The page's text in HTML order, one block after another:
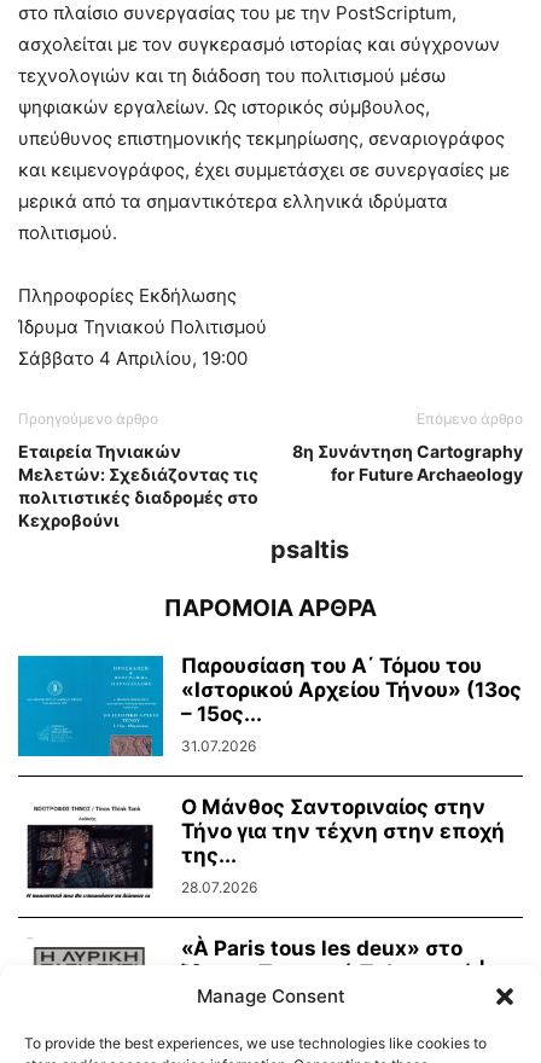
στο πλαίσιο συνεργασίας του με την PostScriptum,
ασχολείται με τον συγκερασμό ιστορίας και σύγχρονων
τεχνολογιών και τη διάδοση του πολιτισμού μέσω
ψηφιακών εργαλείων. Ως ιστορικός σύμβουλος,
υπεύθυνος επιστημονικής τεκμηρίωσης, σεναριογράφος
και κειμενογράφος, έχει συμμετάσχει σε συνεργασίες με
μερικά από τα σημαντικότερα ελληνικά ιδρύματα
πολιτισμού.
Πληροφορίες Εκδήλωσης
Ίδρυμα Τηνιακού Πολιτισμού
Σάββατο 4 Απριλίου, 19:00
Προηγούμενο άρθρο
Εταιρεία Τηνιακών
Μελετών: Σχεδιάζοντας τις
πολιτιστικές διαδρομές στο
Κεχροβούνι
Επόμενο άρθρο
8η Συνάντηση Cartography
for Future Archaeology
psaltis
ΠΑΡΟΜΟΙΑ ΑΡΘΡΑ
Παρουσίαση του Α΄ Τόμου του
«Ιστορικού Αρχείου Τήνου» (13ος
– 15ος...
31.07.2026
Ο Μάνθος Σαντοριναίος στην
Τήνο για την τέχνη στην εποχή
της...
28.07.2026
«À Paris tous les deux» στο
Ίδρυμα Τηνιακού Πολιτισμού |
Παρασκευή...
Manage Consent
To provide the best experiences, we use technologies like cookies to